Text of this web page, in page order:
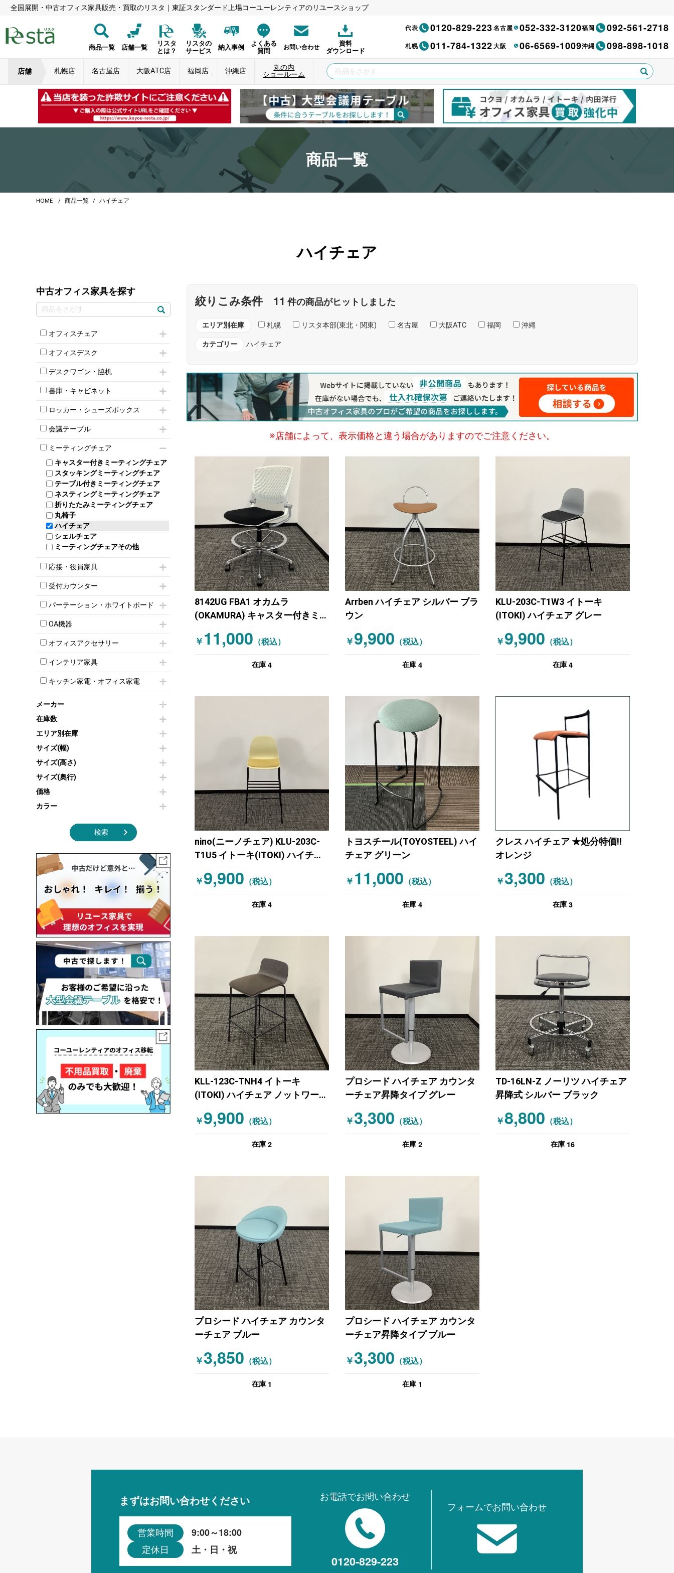
全国展開・中古オフィス家具販売・買取のリスタ｜東証スタンダード上場コーユーレンティアのリユースショップ
商品一覧 店舗一覧
リスタ
とは？
リスタの
サービス
納入事例
よくある
質問
お問い合わせ
資料
ダウンロード
代表 0120-829-223名古屋 052-332-3120福岡 092-561-2718
札幌 011-784-1322大阪 06-6569-1009沖縄 098-898-1018
店舗 札幌店 名古屋店 大阪ATC店 福岡店 沖縄店
丸の内
ショールーム
商品一覧
HOME 商品一覧 ハイチェア
ハイチェア
中古オフィス家具を探す
オフィスチェア
肘付きチェア
肘無しチェア
役員チェア
オフィスチェアその他
オフィスデスク
片袖机
フリーアドレスデスク（ベンチデスク）
昇降デスク
両袖机
デスクワゴン・脇机
インワゴン2段
インワゴン3段
脇机
書庫・キャビネット
ハイキャビネット
ローキャビネット
両開きキャビネット
上下連結キャビネット
整理ケース（ペーパーケース）
軽量ラック（スチールラック）
メタルラック
収納家具その他
オープン書庫
両開書庫
引き違い書庫
ラテラル書庫
ロッカー・シューズボックス
1人用ロッカー
2人用ロッカー
3人用ロッカー
5人用ロッカー
6人用ロッカー
8人用ロッカー
パーソナルロッカー
多人数ロッカー
シリンダー錠ロッカー
ダイヤル錠ロッカー
ボタン錠ロッカー
ダイヤル錠ロッカー
シューズロッカー・下駄箱
ワードローブ・クローゼット
ロッカーその他
会議テーブル
ミーティングテーブル
スタッキングテーブル
ネスティングテーブル
幕板付テーブル
カウンターテーブル
キャスター 付きテーブル
T字脚テーブル
大型会議テーブル
会議テーブルW1200～
会議テーブルW1500～
会議テーブルW1800～
平行スタックテーブル
ハイテーブル
会議テーブルその他
ミーティングチェア
キャスター付きミーティングチェア
スタッキングミーティングチェア
テーブル付きミーティングチェア
ネスティングミーティングチェア
折りたたみミーティングチェア
丸椅子
ハイチェア
シェルチェア
ミーティングチェアその他
応接・役員家具
応接セット
応接ソファ
応接チェア
応接・役員家具その他
受付カウンター
ハイカウンター
ローカウンター
ラウンジカウンター
パーテーション・ホワイトボード
パーテーション
自立タイプパーテーション
パーテーションその他
壁掛けホワイトボード
ホワイトボードその他
OA機器
iPad
電話機（ビジネスフォン）
シュレッダー
スクリーン
プリンター・コピー機
オフィスアクセサリー
チェア用台車
演台・講演台・演説台
防音パネル
コートハンガー・ポールハンガー
傘立て
食器棚・キッチンキャビネット
オフィスアクセサリーその他
インテリア家具
モールドチェア
ダイニングチェア
カウンターテーブル
センターテーブル・サイドテーブル
カフェテーブル
ソファ
シェルフ
ダストボックス（ゴミ箱）
インテリア家具その他
キッチン家電・オフィス家電
冷蔵庫・洗濯機
空気清浄機・加湿器
電子レンジ
液晶テレビ・モニター類
エアコン
照明機器
季節家電
その他キッチン家電・オフィス家電
メーカー
在庫数
エリア別在庫
サイズ(幅)
サイズ(高さ)
サイズ(奥行)
価格
カラー
検索
絞りこみ条件 11 件の商品がヒットしました
エリア別在庫 札幌 リスタ本部(東北・関東) 名古屋 大阪ATC 福岡 沖縄
カテゴリー ハイチェア
※店舗によって、表示価格と違う場合がありますのでご注意ください。
8142UG FBA1 オカムラ
(OKAMURA) キャスター付きミー
ック ホワイト
￥ 11,000 （税込）
在庫 4
Arrben ハイチェア シルバー ブラ
ウン
￥9,900 （税込）
在庫 4
KLU-203C-T1W3 イトーキ
(ITOKI) ハイチェア グレー
￥9,900 （税込）
在庫 4
nino(ニーノチェア) KLU-203C-
T1U5 イトーキ(ITOKI) ハイチェ
￥9,900 （税込）
在庫 4
トヨスチール(TOYOSTEEL) ハイ
チェア グリーン
￥ 11,000 （税込）
在庫 4
クレス ハイチェア ★処分特価!!
オレンジ
￥3,300 （税込）
在庫 3
KLL-123C-TNH4 イトーキ
(ITOKI) ハイチェア ノットワーク
ン）
￥9,900 （税込）
在庫 2
プロシード ハイチェア カウンタ
ーチェア昇降タイプ グレー
￥3,300 （税込）
在庫 2
TD-16LN-Z ノーリツ ハイチェア
昇降式 シルバー ブラック
￥8,800 （税込）
在庫 16
プロシード ハイチェア カウンタ
ーチェア ブルー
￥3,850 （税込）
在庫 1
プロシード ハイチェア カウンタ
ーチェア昇降タイプ ブルー
￥3,300 （税込）
在庫 1
まずはお問い合わせください
営業時間 9:00～18:00
定休日 土・日・祝
お電話でお問い合わせ
0120-829-223
フォームでお問い合わせ